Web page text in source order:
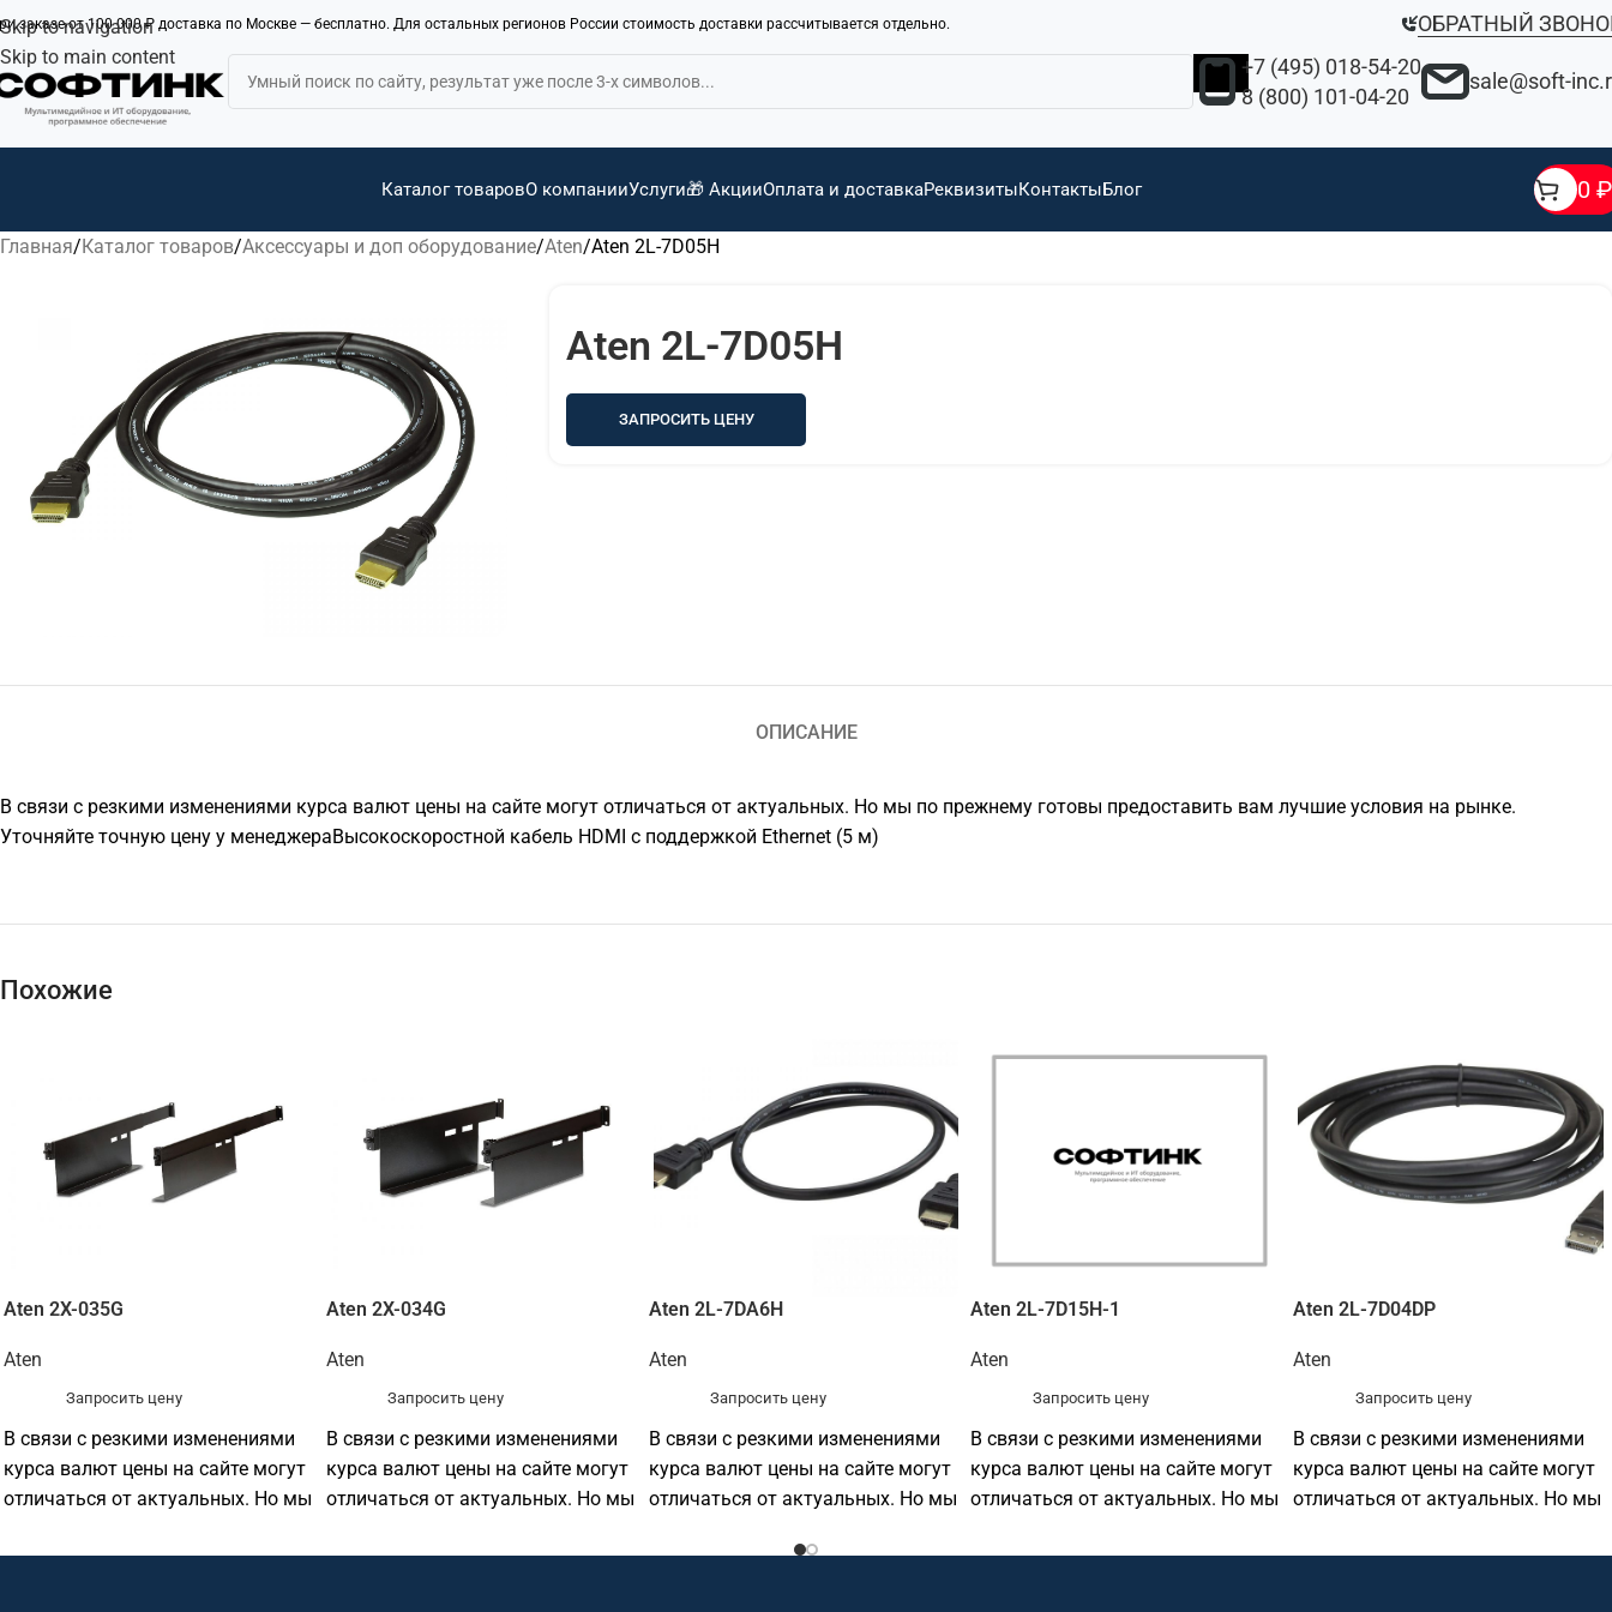
Skip to navigation
Skip to main content
заказе от 100 000 ₽ доставка по Москве — бесплатно. Для остальных регионов России стоимость доставки рассчитывается отдельно.
ОБРАТНЫЙ
+7 (495) 018-54-20
8 (800) 101-04-20
sale@soft-
Каталог товаровО компанииУслуги🎁 АкцииОплата и доставкаРеквизитыКонтактыБлог 0 ₽
Главная Каталог товаров Аксессуары и доп оборудование Aten Aten 2L-7D05H
Aten 2L-7D05H
ЗАПРОСИТЬ ЦЕНУ
ОПИСАНИЕ
В связи с резкими изменениями курса валют цены на сайте могут отличаться от актуальных. Но мы по прежнему готовы предоставить вам лучшие условия на рынке.
Уточняйте точную цену у менеджераВысокоскоростной кабель HDMI с поддержкой Ethernet (5 м)
Похожие
Aten 2X-035G
Aten
Запросить цену
В связи с резкими изменениями
курса валют цены на сайте могут
отличаться от актуальных. Но мы
предоставить
Aten 2X-034G
Aten
Запросить цену
В связи с резкими изменениями
курса валют цены на сайте могут
отличаться от актуальных. Но мы
предоставить
Aten 2L-7DA6H
Aten
Запросить цену
В связи с резкими изменениями
курса валют цены на сайте могут
отличаться от актуальных. Но мы
предоставить
Aten 2L-7D15H-1
Aten
Запросить цену
В связи с резкими изменениями
курса валют цены на сайте могут
отличаться от актуальных. Но мы
предоставить
Aten 2L-7D04DP
Aten
Запросить цену
В связи с резкими изменениями
курса валют цены на сайте могут
отличаться от актуальных. Но мы
предоставить